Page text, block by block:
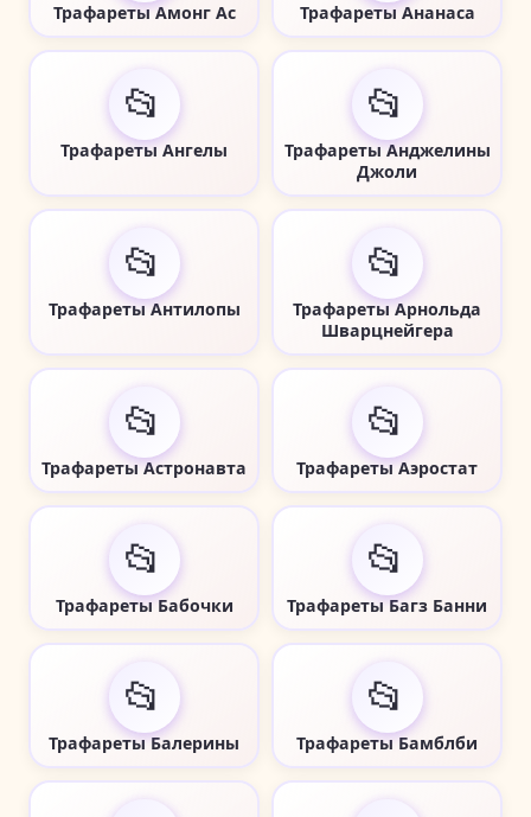
Трафареты Амонг Ас Трафареты Ананаса
📂
Трафареты Ангелы
📂
Трафареты Анджелины
Джоли
📂
Трафареты Антилопы
📂
Трафареты Арнольда
Шварцнейгера
📂
Трафареты Астронавта
📂
Трафареты Аэростат
📂
Трафареты Бабочки
📂
Трафареты Багз Банни
📂
Трафареты Балерины
📂
Трафареты Бамблби